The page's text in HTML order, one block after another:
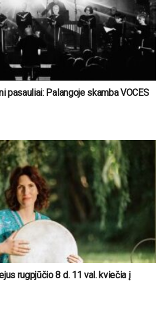
pasauliai: Palangoje skamba VOCES
rugpjūčio 8 d. 11 val. kviečia į